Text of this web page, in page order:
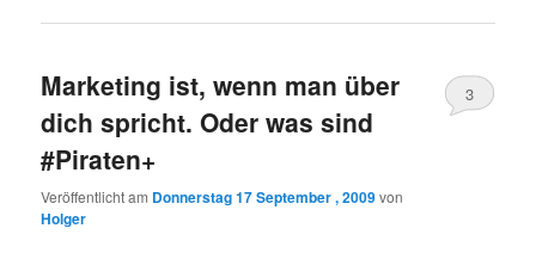
Marketing ist, wenn man über
dich spricht. Oder was sind
#Piraten+
Veröffentlicht am Donnerstag 17 September , 2009von
Holger
3